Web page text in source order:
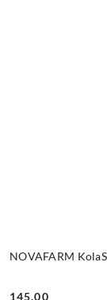
NOVAFARM
145.00